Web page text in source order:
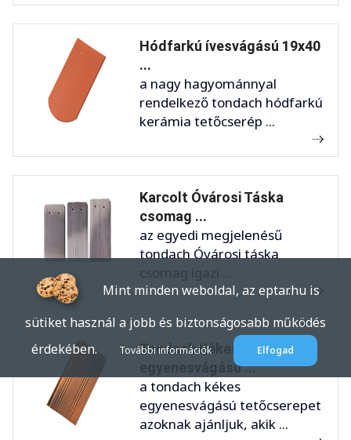
Hódfarkú ívesvágású 19x40
...
a nagy hagyománnyal
rendelkező tondach hódfarkú
kerámia tetőcserép ...
Karcolt Óvárosi Táska
csomag ...
az egyedi megjelenésű
tondach Óvárosi táska
csomag igazi ...
Tondach Kékes
egyenesvágású ...
a tondach kékes
egyenesvágású tetőcserepet
azoknak ajánljuk, akik ...
Mint minden weboldal, az eptar.hu is
sütiket használ a jobb és biztonságosabb működés
érdekében.
További információk Elfogad